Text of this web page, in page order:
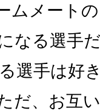
ムメート
なる選手
選手は好
だ、お互